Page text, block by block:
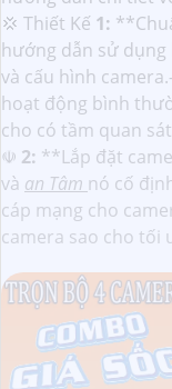
💢 Thiết Kế 1:
hướng dẫn sử
và cấu hình
hoạt động bình
cho có tầm quan
☫ 2: **Lắp đặt
và an Tâm nó cố
cáp mạng cho
camera sao cho tối